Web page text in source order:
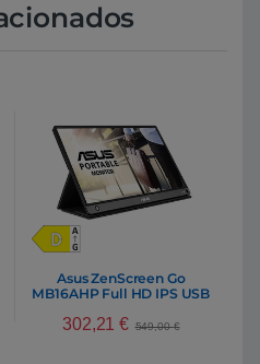
Asus ZenScreen Go
MB16AHP Full HD IPS USB
302,21€ 549,00€